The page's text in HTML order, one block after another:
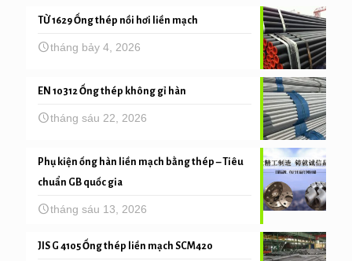
TỪ 1629 Ống thép nồi hơi liền mạch
tháng bảy 4, 2026
EN 10312 Ống thép không gỉ hàn
tháng sáu 22, 2026
Phụ kiện ống hàn liền mạch bằng thép – Tiêu
chuẩn GB quốc gia
tháng sáu 13, 2026
JIS G 4105 Ống thép liền mạch SCM420